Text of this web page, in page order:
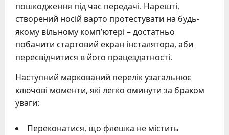
пошкодження під час передачі. Нарешті,
створений носій варто протестувати на будь-
якому вільному комп’ютері – достатньо
побачити стартовий екран інсталятора, аби
пересвідчитися в його працездатності.
Наступний маркований перелік узагальнює
ключові моменти, які легко оминути за браком
уваги:
Переконатися, що флешка не містить